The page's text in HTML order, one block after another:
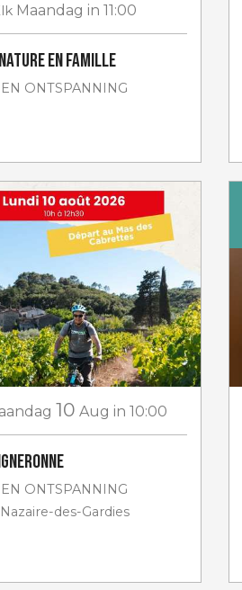
Maandag in 11:00
en famille
ONTSPANNING
10 Aug in 10:00
ONTSPANNING
des-Gardies